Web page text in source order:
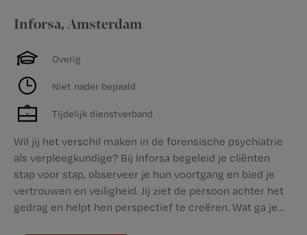
Inforsa, Amsterdam
Overig
Niet nader bepaald
Tijdelijk dienstverband
Wil jij het verschil maken in de forensische psychiatrie
als verpleegkundige? Bij Inforsa begeleid je cliënten
stap voor stap, observeer je hun voortgang en bied je
vertrouwen en veiligheid. Jij ziet de persoon achter het
gedrag en helpt hen perspectief te creëren. Wat ga je...